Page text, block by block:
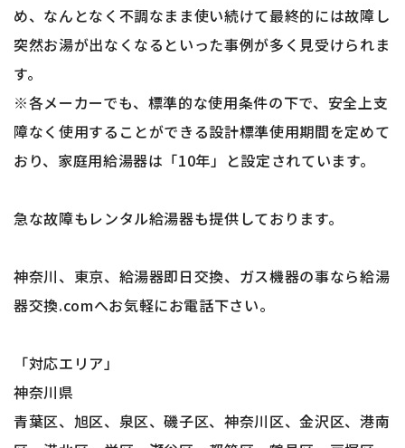
め、なんとなく不調なまま使い続けて最終的には故障し
突然お湯が出なくなるといった事例が多く見受けられま
す。
※各メーカーでも、標準的な使用条件の下で、安全上支
障なく使用することができる設計標準使用期間を定めて
おり、家庭用給湯器は「10年」と設定されています。
急な故障もレンタル給湯器も提供しております。
神奈川、東京、給湯器即日交換、ガス機器の事なら給湯
器交換.comへお気軽にお電話下さい。
「対応エリア」
神奈川県
青葉区、旭区、泉区、磯子区、神奈川区、金沢区、港南